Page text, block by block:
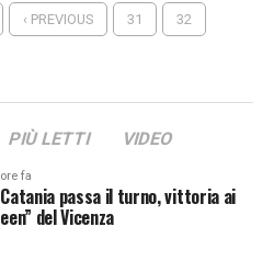
‹ PREVIOUS 31 32
PIÙ LETTI VIDEO
fa
passa il turno, vittoria ai
del Vicenza